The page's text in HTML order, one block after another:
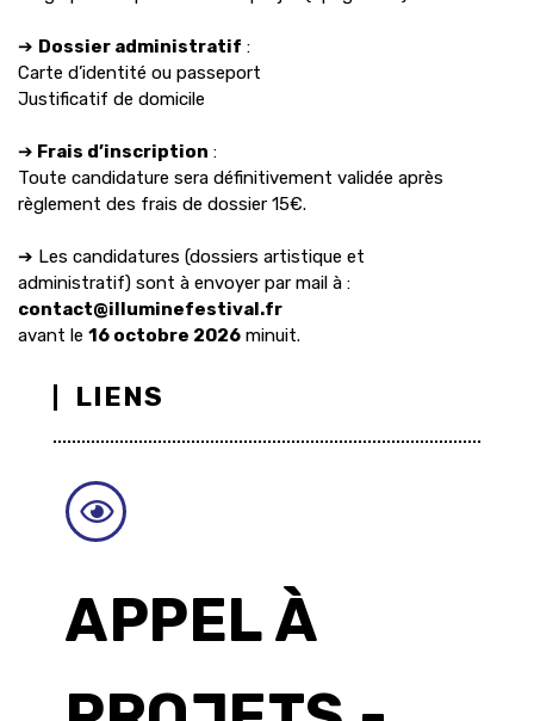
➔ Dossier administratif :
Carte d’identité ou passeport
Justificatif de domicile
➔ Frais d’inscription :
Toute candidature sera définitivement validée après
règlement des frais de dossier 15€.
➔ Les candidatures (dossiers artistique et
administratif) sont à envoyer par mail à :
contact@illuminefestival.fr
avant le 16 octobre 2026 minuit.
LIENS
APPEL À